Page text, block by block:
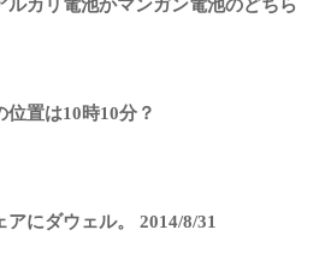
ルカリ電池かマンガン電池のどちら
位置は10時10分？
アにダウェル。 2014/8/31